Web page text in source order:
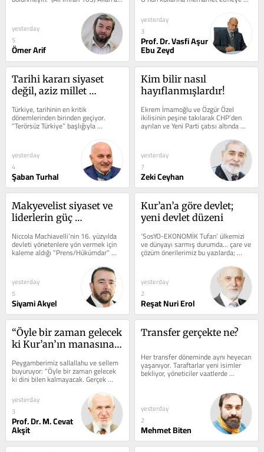
hamdolsun ki;...
yesterday
5
Ömer Arif
davet eden Allah'a mahsustur....
yesterday
3
Prof. Dr. Vasfi Aşur
Ebu Zeyd
Tarihi kararı siyaset
değil, aziz millet
şart
Türkiye, tarihinin en kritik
dönemlerinden birinden geçiyor.
“Terörsüz Türkiye” başlığıyla
hazırlanan yeni çerçeve yasa teklifi...
yesterday
4
Şaban Turhal
Kim bilir nasıl
hayıflanmışlardır!
Ekrem İmamoğlu ve Özgür Özel
ikilisinin peşine takılarak CHP’den
ayrılan ve Yeni Parti çatısı altında
buluşanlar karşılarında...
yesterday
7
Zeki Ceyhan
Makyevelist siyaset ve
liderlerin güç
Niccola Machiavelli’nin 16. yüzyılda
devleti yönetenlere yön vermek için
kaleme aldığı “Prens/Hükümdar”
kitabı, burjuvazinin...
yesterday
5
Siyami Akyel
Kur’an’a göre devlet;
yeni devlet düzeni
‘SosYO-EKONOMİK Tufan’ ülkemizi
ve dünyayı sarmış durumda… çare ve
çözüm önerilerimiz bu yazılarda;
uygulanmayı bekliyor… Önceki...
yesterday
2
Reşat Nuri Erol
“Öyle bir zaman gelecek
ki Kur’an’ın manasına
Peygamberimiz sallallahu ve sellem
buyuruyor: “Öyle bir zaman gelecek
ki dini bilen kalmayacak. Gerçek
fukaha kalmayacak, fitne onlardan...
yesterday
3
Prof. Dr. M. Cevat
Akşit
Transfer gerçekte ne?
Her transfer döneminde aynı heyecan
yaşanıyor. Taraftarlar yeni isimler
bekliyor, yöneticiler vaatlerde
bulunuyor, medya her gün yeni bir...
yesterday
2
Mehmet Biten